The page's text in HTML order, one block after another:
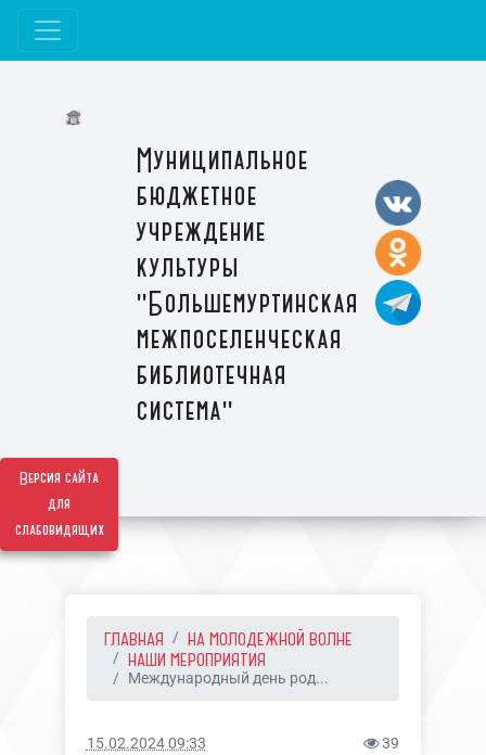
Версия сайта
для
слабовидящих
Муниципальное
бюджетное
учреждение
культуры
"Большемуртинская
межпоселенческая
библиотечная
система"
ГЛАВНАЯ
НА МОЛОДЕЖНОЙ ВОЛНЕ
НАШИ МЕРОПРИЯТИЯ
Международный день род...
15.02.2024 09:33 39